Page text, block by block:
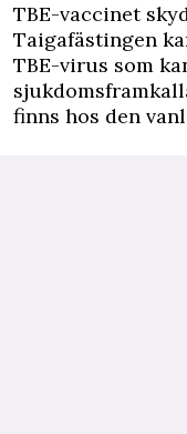
TBE-vaccinet
Taigafästingen
TBE-virus som
finns hos den